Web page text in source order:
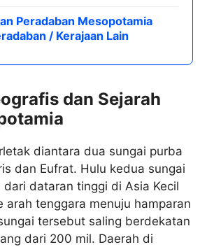
Peradaban Mesopotamia
/ Kerajaan Lain
dan Sejarah
diantara dua sungai purba
dan Eufrat. Hulu kedua sungai
dataran tinggi di Asia Kecil
arah tenggara menuju hamparan
tersebut saling berdekatan
dari 200 mil. Daerah di